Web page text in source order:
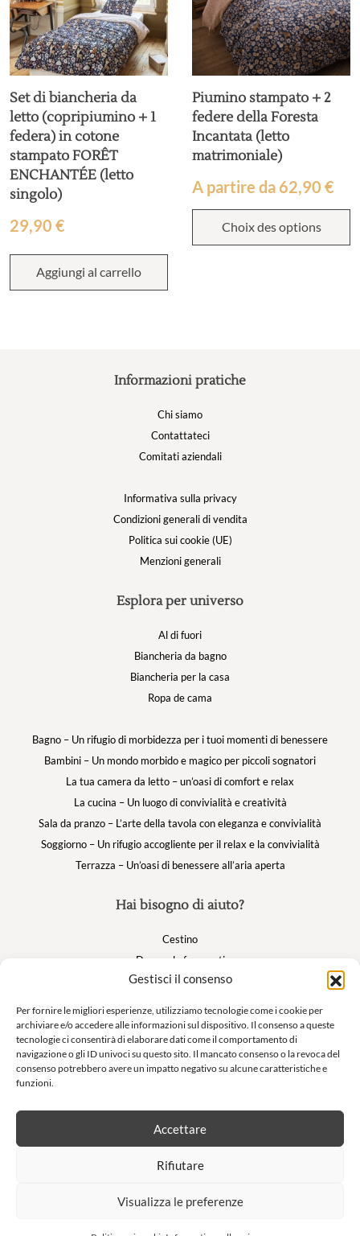
Gestisci il consenso
Per fornire le migliori esperienze, utilizziamo tecnologie come i cookie per
archiviare e/o accedere alle informazioni sul dispositivo. Il consenso a queste
tecnologie ci consentirà di elaborare dati come il comportamento di
navigazione o gli ID univoci su questo sito. Il mancato consenso o la revoca del
consenso potrebbero avere un impatto negativo su alcune caratteristiche e
funzioni.
Accettare
Rifiutare
Visualizza le preferenze
Set di biancheria da
letto (copripiumino + 1
federa) in cotone
stampato FORÊT
ENCHANTÉE (letto
singolo)
29,90 €
Aggiungi al carrello
Piumino stampato + 2
federe della Foresta
Incantata (letto
matrimoniale)
A partire da 62,90 €
Choix des options
Hai bisogno di aiuto?
Cestino
Domande frequenti
Il mio account
Suivez nous
Informazioni pratiche
Chi siamo
Contattateci
Comitati aziendali
Informativa sulla privacy
Condizioni generali di vendita
Politica sui cookie (UE)
Menzioni generali
Esplora per universo
Al di fuori
Biancheria da bagno
Biancheria per la casa
Ropa de cama
Bagno – Un rifugio di morbidezza per i tuoi momenti di benessere
Bambini – Un mondo morbido e magico per piccoli sognatori
La tua camera da letto – un’oasi di comfort e relax
La cucina – Un luogo di convivialità e creatività
Sala da pranzo – L’arte della tavola con eleganza e convivialità
Soggiorno – Un rifugio accogliente per il relax e la convivialità
Terrazza – Un’oasi di benessere all’aria aperta
Newsletter
Non lasciatevi sfuggire le nostre offerte esclusive e le nostre vendite